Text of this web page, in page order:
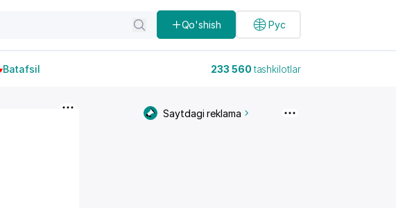
Qo'shish Рус
Batafsil 233 560tashkilotlar
Saytdagi reklama